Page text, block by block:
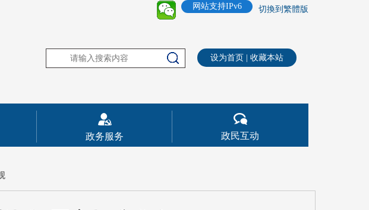
切換到繁體版
网站支持IPv6
设为首页 收藏本站
政务服务 政民互动